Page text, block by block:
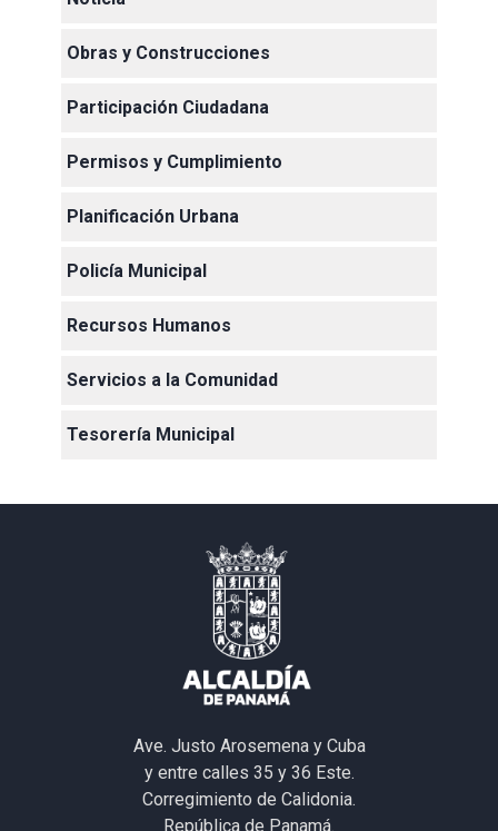
Obras y Construcciones
Participación Ciudadana
Permisos y Cumplimiento
Planificación Urbana
Policía Municipal
Recursos Humanos
Servicios a la Comunidad
Tesorería Municipal
Ave. Justo Arosemena y Cuba
y entre calles 35 y 36 Este.
Corregimiento de Calidonia.
República de Panamá.